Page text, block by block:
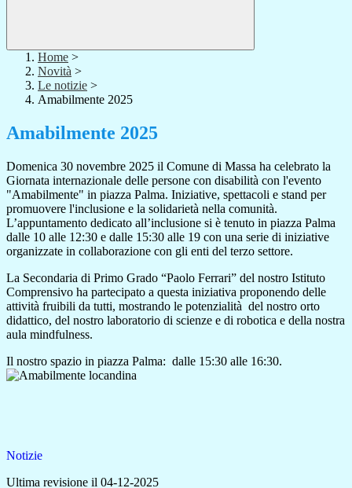
Home >
Novità >
Le notizie >
Amabilmente 2025
Amabilmente 2025
Domenica 30 novembre 2025 il Comune di Massa ha celebrato la
Giornata internazionale delle persone con disabilità con l'evento
"Amabilmente" in piazza Palma. Iniziative, spettacoli e stand per
promuovere l'inclusione e la solidarietà nella comunità.
L’appuntamento dedicato all’inclusione si è tenuto in piazza Palma
dalle 10 alle 12:30 e dalle 15:30 alle 19 con una serie di iniziative
organizzate in collaborazione con gli enti del terzo settore.
La Secondaria di Primo Grado “Paolo Ferrari” del nostro Istituto
Comprensivo ha partecipato a questa iniziativa proponendo delle
attività fruibili da tutti, mostrando le potenzialità del nostro orto
didattico, del nostro laboratorio di scienze e di robotica e della nostra
aula mindfulness.
Il nostro spazio in piazza Palma: dalle 15:30 alle 16:30.
Notizie
Ultima revisione il 04-12-2025